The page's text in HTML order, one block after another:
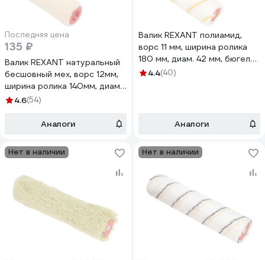
Последняя цена
135 ₽
Валик REXANT натуральный
бесшовный мех, ворс 12мм,
ширина ролика 140мм, диам.
42мм, бюгель 6мм 89-0034
4.6(54)
Аналоги
Валик REXANT полиамид,
ворс 11 мм, ширина ролика
180 мм, диам. 42 мм, бюгель
8 мм, серия Мастер 89-
4.4(40)
Аналоги
Нет в наличии Нет в наличии